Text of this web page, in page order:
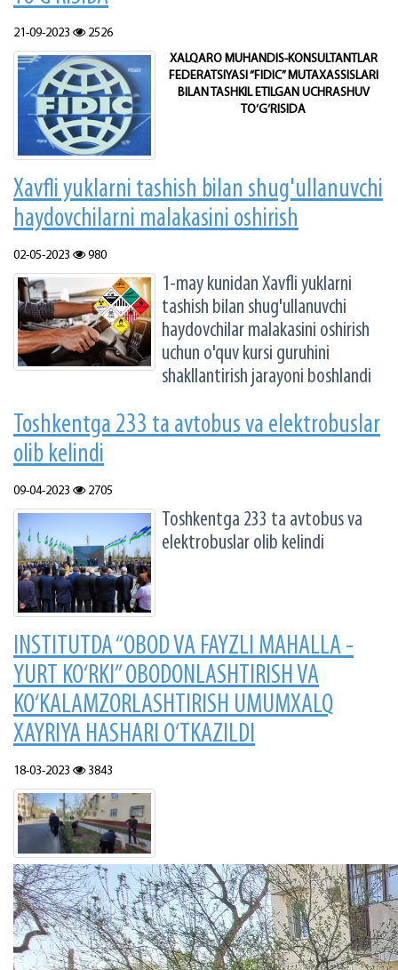
21-09-2023
2526
XALQARO MUHANDIS-KONSULTANTLAR
FEDERATSIYASI “FIDIC” MUTAXASSISLARI
BILAN TASHKIL ETILGAN UCHRASHUV
TO‘G‘RISIDA
Xavfli yuklarni tashish bilan shug'ullanuvchi
haydovchilarni malakasini oshirish
02-05-2023 980
1-may kunidan Xavfli yuklarni
tashish bilan shug'ullanuvchi
haydovchilar malakasini oshirish
uchun o'quv kursi guruhini
shakllantirish jarayoni boshlandi
Toshkentga 233 ta avtobus va elektrobuslar
olib kelindi
09-04-2023 2705
Toshkentga 233 ta avtobus va
elektrobuslar olib kelindi
INSTITUTDA “OBOD VA FAYZLI MAHALLA -
YURT KO‘RKI” OBODONLASHTIRISH VA
KO‘KALAMZORLASHTIRISH UMUMXALQ
XAYRIYA HASHARI O‘TKAZILDI
18-03-2023 3843